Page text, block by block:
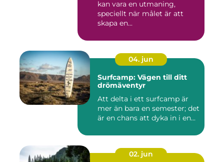
kan vara en utmaning,
speciellt när målet är att
skapa en...
04. jun
Surfcamp: Vägen till ditt
drömäventyr
Att delta i ett surfcamp är
mer än bara en semester; det
är en chans att dyka in i en...
02. jun